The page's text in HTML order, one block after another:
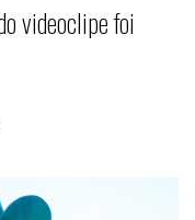
videoclipe foi